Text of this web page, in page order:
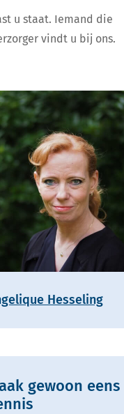
u staat. Iemand die
vindt u bij ons.
Hesseling
gewoon eens